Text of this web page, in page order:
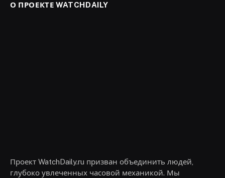
О ПРОЕКТЕ WATCHDAILY
Проект WatchDaily.ru призван объединить людей,
глубоко увлеченных часовой механикой. Мы